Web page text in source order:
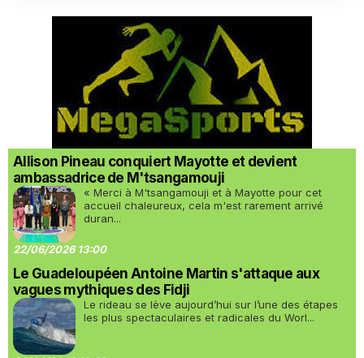
Allison Pineau conquiert Mayotte et devient
ambassadrice de M'tsangamouji
« Merci à M'tsangamouji et à Mayotte pour cet
accueil chaleureux, cela m'est rarement arrivé
duran...
22/06/2026 13:00
Le Guadeloupéen Antoine Martin s'attaque aux
vagues mythiques des Fidji
Le rideau se lève aujourd’hui sur l’une des étapes
les plus spectaculaires et radicales du Worl...